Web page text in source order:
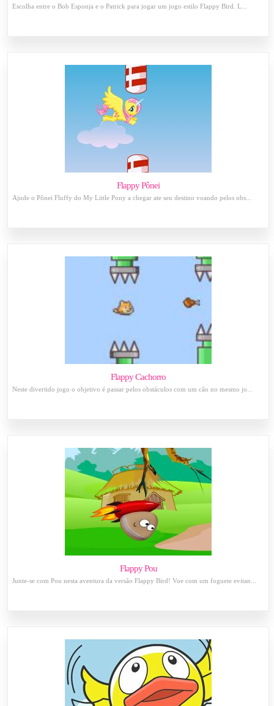
Escolha entre o Bob Esponja e o Patrick para jogar um jogo estilo Flappy Bird. L...
Flappy Pônei
Ajude o Pônei Fluffy do My Little Pony a chegar ate seu destino voando pelos obs...
Flappy Cachorro
Neste divertido jogo o objetivo é passar pelos obstáculos com um cão no mesmo jo...
Flappy Pou
Junte-se com Pou nesta aventura da versão Flappy Bird! Voe com um foguete evitan...